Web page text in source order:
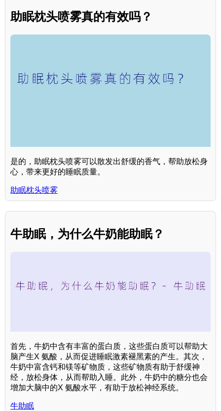
助眠枕头喷雾真的有效吗？
是的，助眠枕头喷雾可以散发出舒缓的香气，帮助放松身
心，带来更好的睡眠质量。
助眠枕头喷雾
牛助眠，为什么牛奶能助眠？
首先，牛奶中含有丰富的蛋白质，这些蛋白质可以帮助大
脑产生X 氨酸，从而促进睡眠激素褪黑素的产生。其次，
牛奶中富含钙和镁等矿物质，这些矿物质有助于舒缓神
经，放松身体，从而帮助入睡。此外，牛奶中的糖分也会
增加大脑中的X 氨酸水平，有助于放松神经系统。
牛助眠